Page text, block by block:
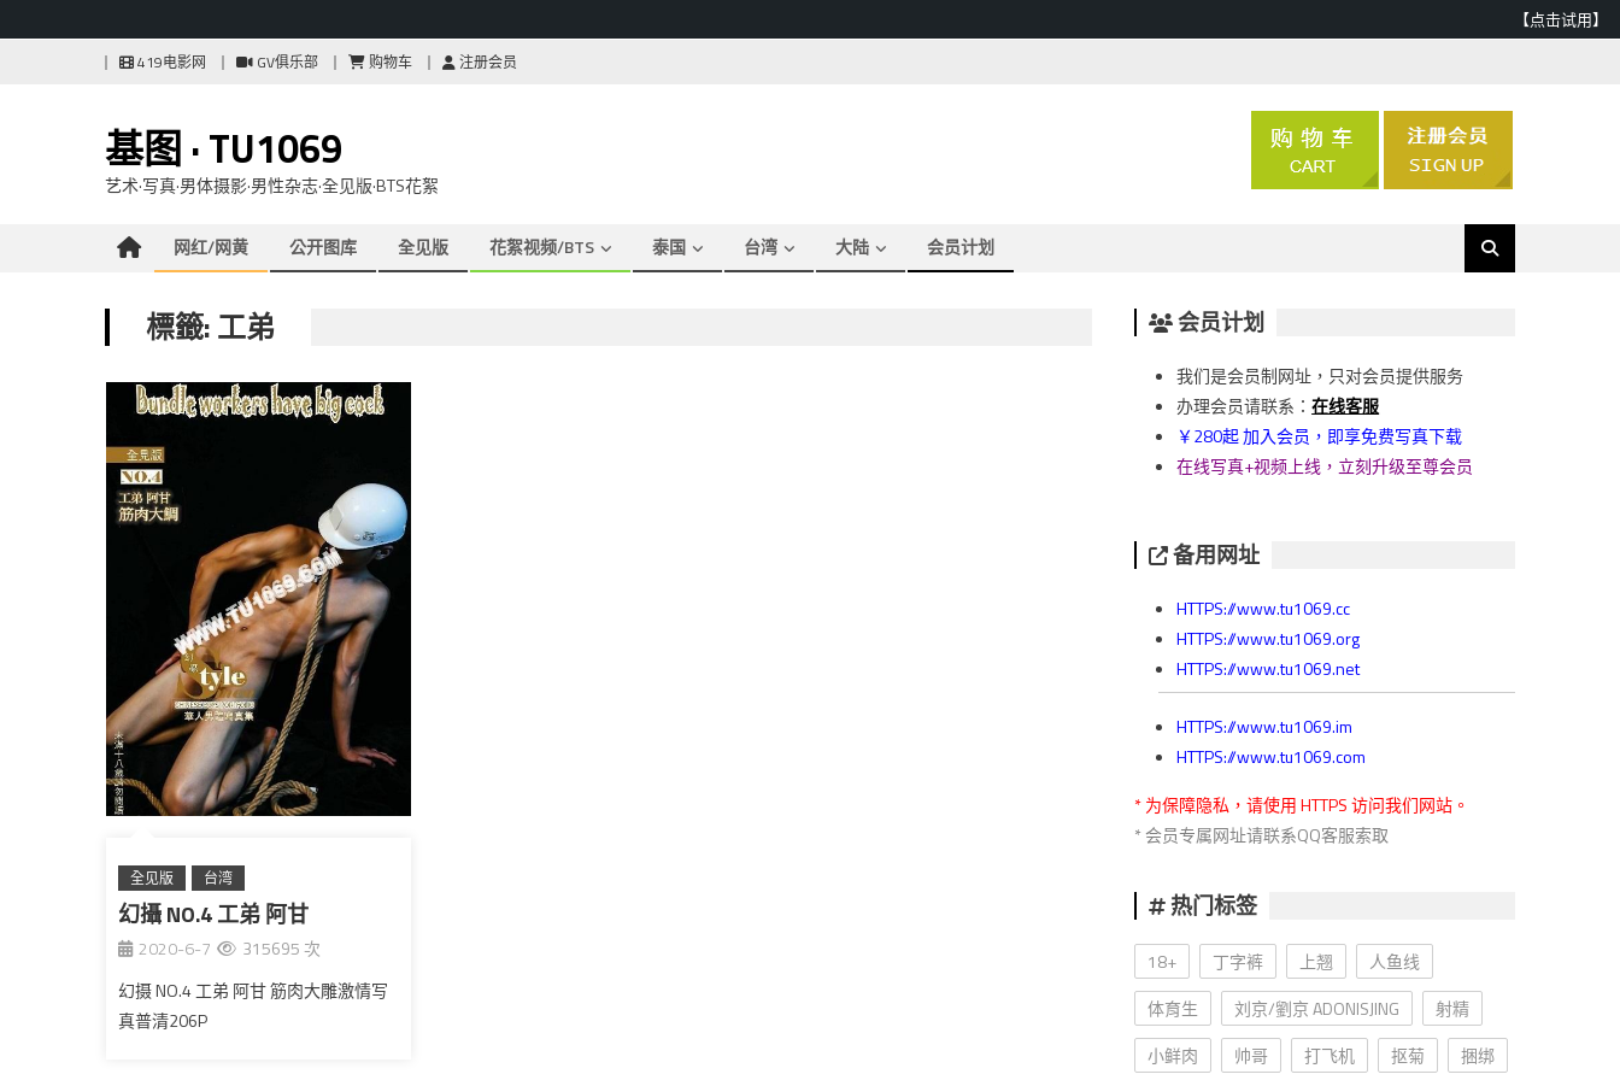
【点击试用】
419电影网 GV俱乐部 购物车 注册会员
基图 · TU1069
艺术·写真·男体摄影·男性杂志·全见版·BTS花絮
网红/网黄 公开图库 全见版 花絮视频/BTS 泰国 台湾 大陆 会员计划
標籤: 工弟
全见版 台湾
幻攝 NO.4 工弟 阿甘
2020-6-7
315695 次
幻摄 NO.4 工弟 阿甘 筋肉大雕激情写
真普清206P
会员计划
我们是会员制网址，只对会员提供服务
办理会员请联系：在线客服
￥280起 加入会员，即享免费写真下载
在线写真+视频上线，立刻升级至尊会员
备用网址
HTTPS://www.tu1069.cc
HTTPS://www.tu1069.org
HTTPS://www.tu1069.net
HTTPS://www.tu1069.im
HTTPS://www.tu1069.com
* 为保障隐私，请使用 HTTPS 访问我们网站。
* 会员专属网址请联系QQ客服索取
热门标签
18+ 丁字裤 上翘
人鱼线
体育生
刘京/劉京 ADONISJING
射精
小鲜肉
帅哥 打飞机 抠菊 捆绑